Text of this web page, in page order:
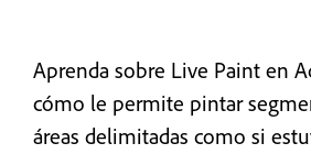
Aprenda sobre Live Paint en
cómo le permite pintar
áreas delimitadas como si